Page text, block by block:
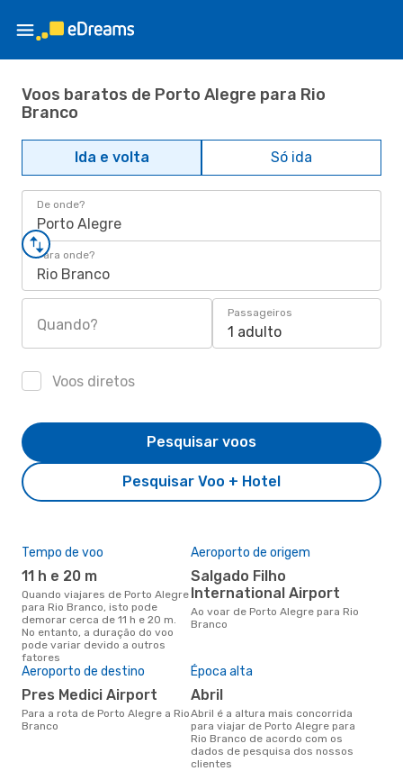
Voos baratos de Porto Alegre para Rio
Branco
Ida e volta Só ida
De onde?
Porto Alegre
Para onde?
Rio Branco
Quando?
Passageiros
1 adulto
Voos diretos
Pesquisar Voo + Hotel
Pesquisar voos
Tempo de voo
11 h e 20 m
Quando viajares de Porto Alegre
para Rio Branco, isto pode
demorar cerca de 11 h e 20 m.
No entanto, a duração do voo
pode variar devido a outros
fatores
Aeroporto de origem
Salgado Filho
International Airport
Ao voar de Porto Alegre para Rio
Branco
Aeroporto de destino
Pres Medici Airport
Para a rota de Porto Alegre a Rio
Branco
Época alta
abril
abril é a altura mais concorrida
para viajar de Porto Alegre para
Rio Branco de acordo com os
dados de pesquisa dos nossos
clientes